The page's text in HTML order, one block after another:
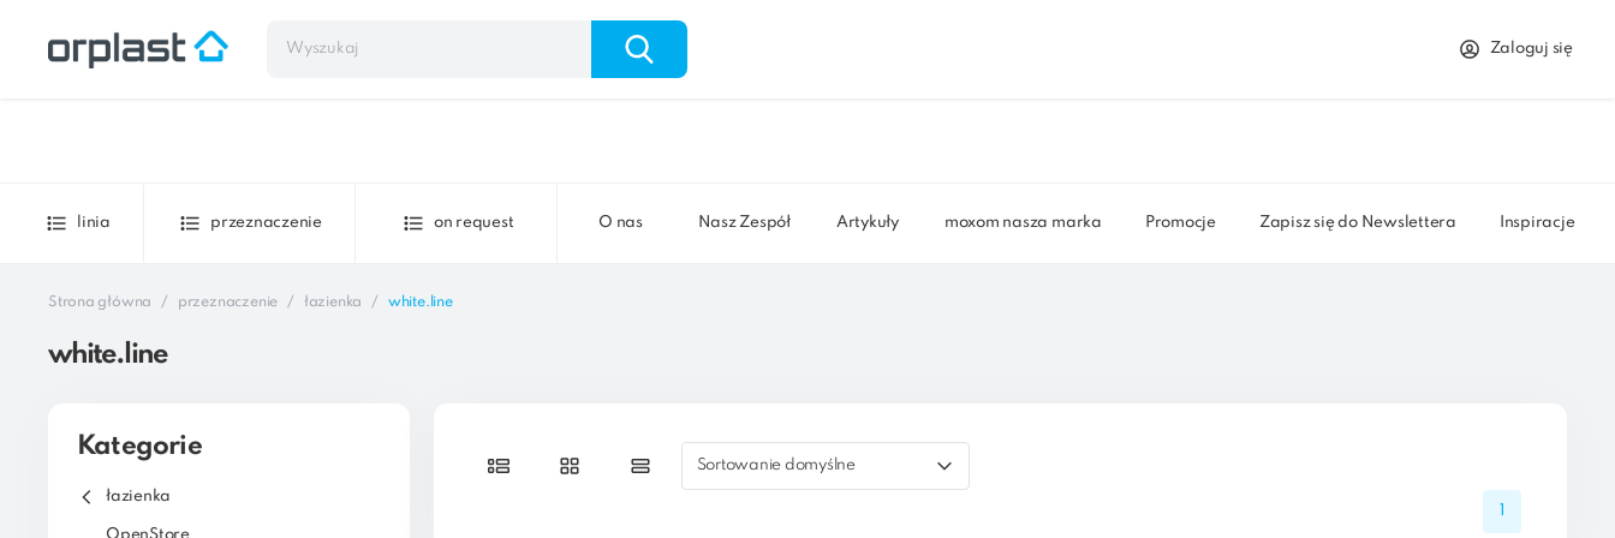
Zaloguj się
linia przeznaczenie on request O nas Nasz Zespół Artykuły moxom nasza marka Promocje Zapisz się do Newslettera Inspiracje
Strona główna przeznaczenie łazienka white.line
white.line
Kategorie
łazienka
Sortowanie domyślne
1